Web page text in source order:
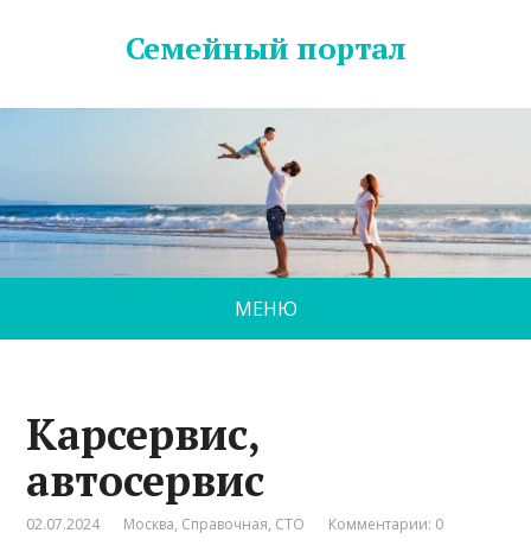
Семейный портал
МЕНЮ
Карсервис,
автосервис
02.07.2024 Москва, Справочная, СТО Комментарии: 0